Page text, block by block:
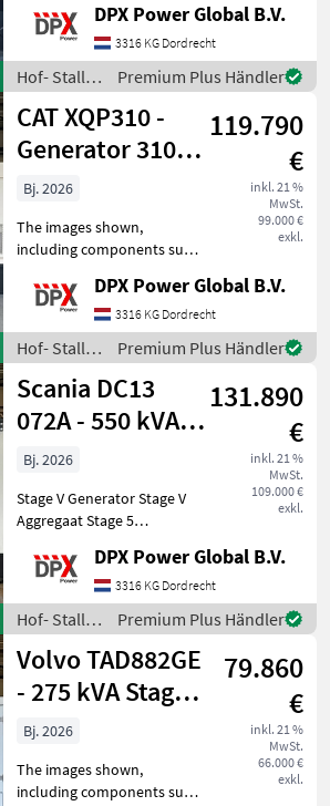
breaker, coolant heater etc.
may differ from the actual
units that are available for
sale.
DPX Power Global B.V.
3316 KG Dordrecht
Hof- Stall-
und
Weidetechnik
/ FG-Wilson
Premium Plus Händler
CAT XQP310 -
Generator 310
kVA Stage V -
DPX-18133
119.790
€
inkl. 21 %
MwSt.
99.000 €
exkl.
Bj. 2026
The images shown,
including components such
breaker, coolant heater etc.
may differ from the actual
units that are available for
sale.
DPX Power Global B.V.
3316 KG Dordrecht
Hof- Stall-
und
Weidetechnik
/ CAT
Premium Plus Händler
Scania DC13
072A - 550 kVA
Stage V Genset -
131.890
€
inkl. 21 %
MwSt.
109.000 €
exkl.
Bj. 2026
Stage V Generator Stage V
Aggregaat Stage 5
Stage V Gen set Stage V
Generator set EU Stage V
Generator StageV Tank
Battery Control Panel Ste
DPX Power Global B.V.
3316 KG Dordrecht
Hof- Stall-
und
Weidetechnik
/ Scania
Premium Plus Händler
Volvo TAD882GE
- 275 kVA Stage V
Generator - DPX-
19029
79.860
€
inkl. 21 %
MwSt.
66.000 €
exkl.
Bj. 2026
The images shown,
including components such